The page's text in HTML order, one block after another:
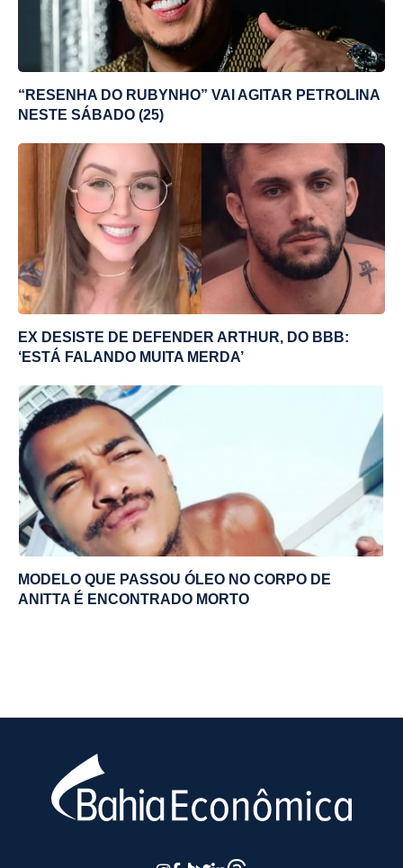
“RESENHA DO RUBYNHO” VAI AGITAR PETROLINA
NESTE SÁBADO (25)
EX DESISTE DE DEFENDER ARTHUR, DO BBB:
‘ESTÁ FALANDO MUITA MERDA’
MODELO QUE PASSOU ÓLEO NO CORPO DE
ANITTA É ENCONTRADO MORTO